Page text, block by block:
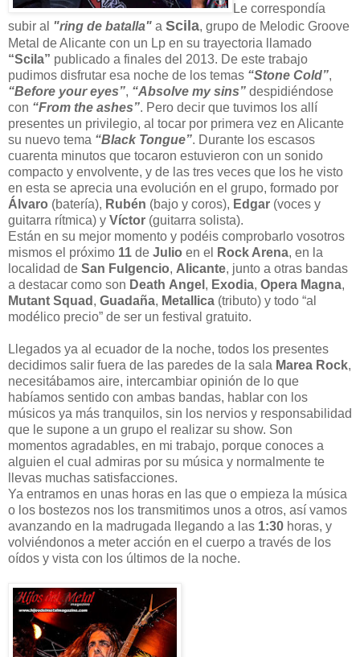
Le correspondía
subir al "ring de batalla" a Scila, grupo de Melodic Groove
Metal de Alicante con un Lp en su trayectoria llamado
“Scila” publicado a finales del 2013. De este trabajo
pudimos disfrutar esa noche de los temas “Stone Cold”,
“Before your eyes”, “Absolve my sins” despidiéndose
con “From the ashes”. Pero decir que tuvimos los allí
presentes un privilegio, al tocar por primera vez en Alicante
su nuevo tema “Black Tongue”. Durante los escasos
cuarenta minutos que tocaron estuvieron con un sonido
compacto y envolvente, y de las tres veces que los he visto
en esta se aprecia una evolución en el grupo, formado por
Álvaro (batería), Rubén (bajo y coros), Edgar (voces y
guitarra rítmica) y Víctor (guitarra solista).
Están en su mejor momento y podéis comprobarlo vosotros
mismos el próximo 11 de Julio en el Rock Arena, en la
localidad de San Fulgencio, Alicante, junto a otras bandas
a destacar como son Death Angel , Exodia, Opera Magna,
Mutant Squad , Guadaña, Metallica (tributo) y todo “al
modélico precio” de ser un festival gratuito.
Llegados ya al ecuador de la noche, todos los presentes
decidimos salir fuera de las paredes de la sala Marea Rock,
necesitábamos aire, intercambiar opinión de lo que
habíamos sentido con ambas bandas, hablar con los
músicos ya más tranquilos, sin los nervios y responsabilidad
que le supone a un grupo el realizar su show. Son
momentos agradables, en mi trabajo, porque conoces a
alguien el cual admiras por su música y normalmente te
llevas muchas satisfacciones.
Ya entramos en unas horas en las que o empieza la música
o los bostezos nos los transmitimos unos a otros, así vamos
avanzando en la madrugada llegando a las 1:30 horas, y
volviéndonos a meter acción en el cuerpo a través de los
oídos y vista con los últimos de la noche.